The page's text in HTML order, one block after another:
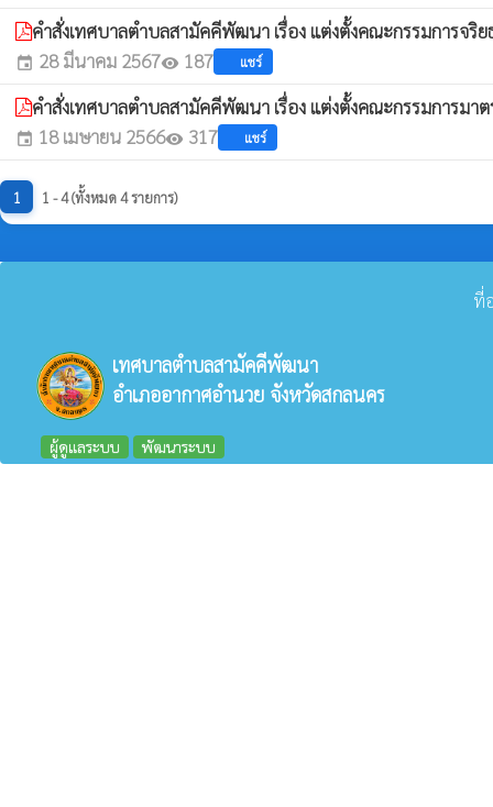
คำสั่งเทศบาลตำบลสามัคคีพัฒนา เรื่อง แต่งตั้งคณะกรรมการจ
event 28 มีนาคม 2567visibility 187 แชร์
คำสั่งเทศบาลตำบลสามัคคีพัฒนา เรื่อง แต่งตั้งคณะกรรมการ
event 18 เมษายน 2566visibility 317 แชร์
1 1 - 4 (ทั้งหมด 4 รายการ)
ที่
เทศบาลตำบลสามัคคีพัฒนา
อำเภออากาศอำนวย จังหวัดสกลนคร
ผู้ดูแลระบบ พัฒนาระบบ